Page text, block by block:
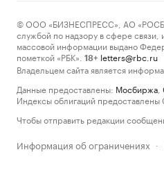
© ООО «БИЗНЕСПРЕСС», АО
службой по надзору в сфере
массовой информации выдано
пометкой «РБК».
18+ letters@rbc.ru
Владельцем сайта является
Данные предоставлены: Мосбиржа
Индексы облигаций предоставлены
Чтобы отправить редакции
Информация об ограничениях ·